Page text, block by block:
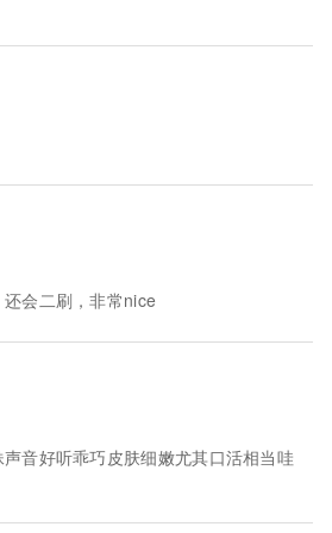
会二刷，非常nice
音好听乖巧皮肤细嫩尤其口活相当哇